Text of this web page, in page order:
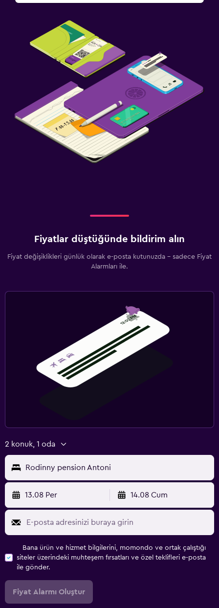
Fiyatlar düştüğünde bildirim alın
Fiyat değişiklikleri günlük olarak e-posta kutunuzda - sadece Fiyat
Alarmları ile.
2 konuk, 1 oda
Rodinny pension Antoni
13.08 Per 14.08 Cum
Bana ürün ve hizmet bilgilerini, momondo ve ortak çalıştığı
siteler üzerindeki muhteşem fırsatları ve özel teklifleri e-posta
ile gönder.
Fiyat Alarmı Oluştur